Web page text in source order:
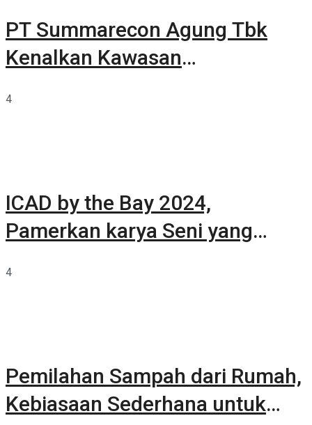
PT Summarecon Agung Tbk
Kenalkan Kawasan
4
ICAD by the Bay 2024,
Pamerkan karya Seni yang
4
Pemilahan Sampah dari Rumah,
Kebiasaan Sederhana untuk